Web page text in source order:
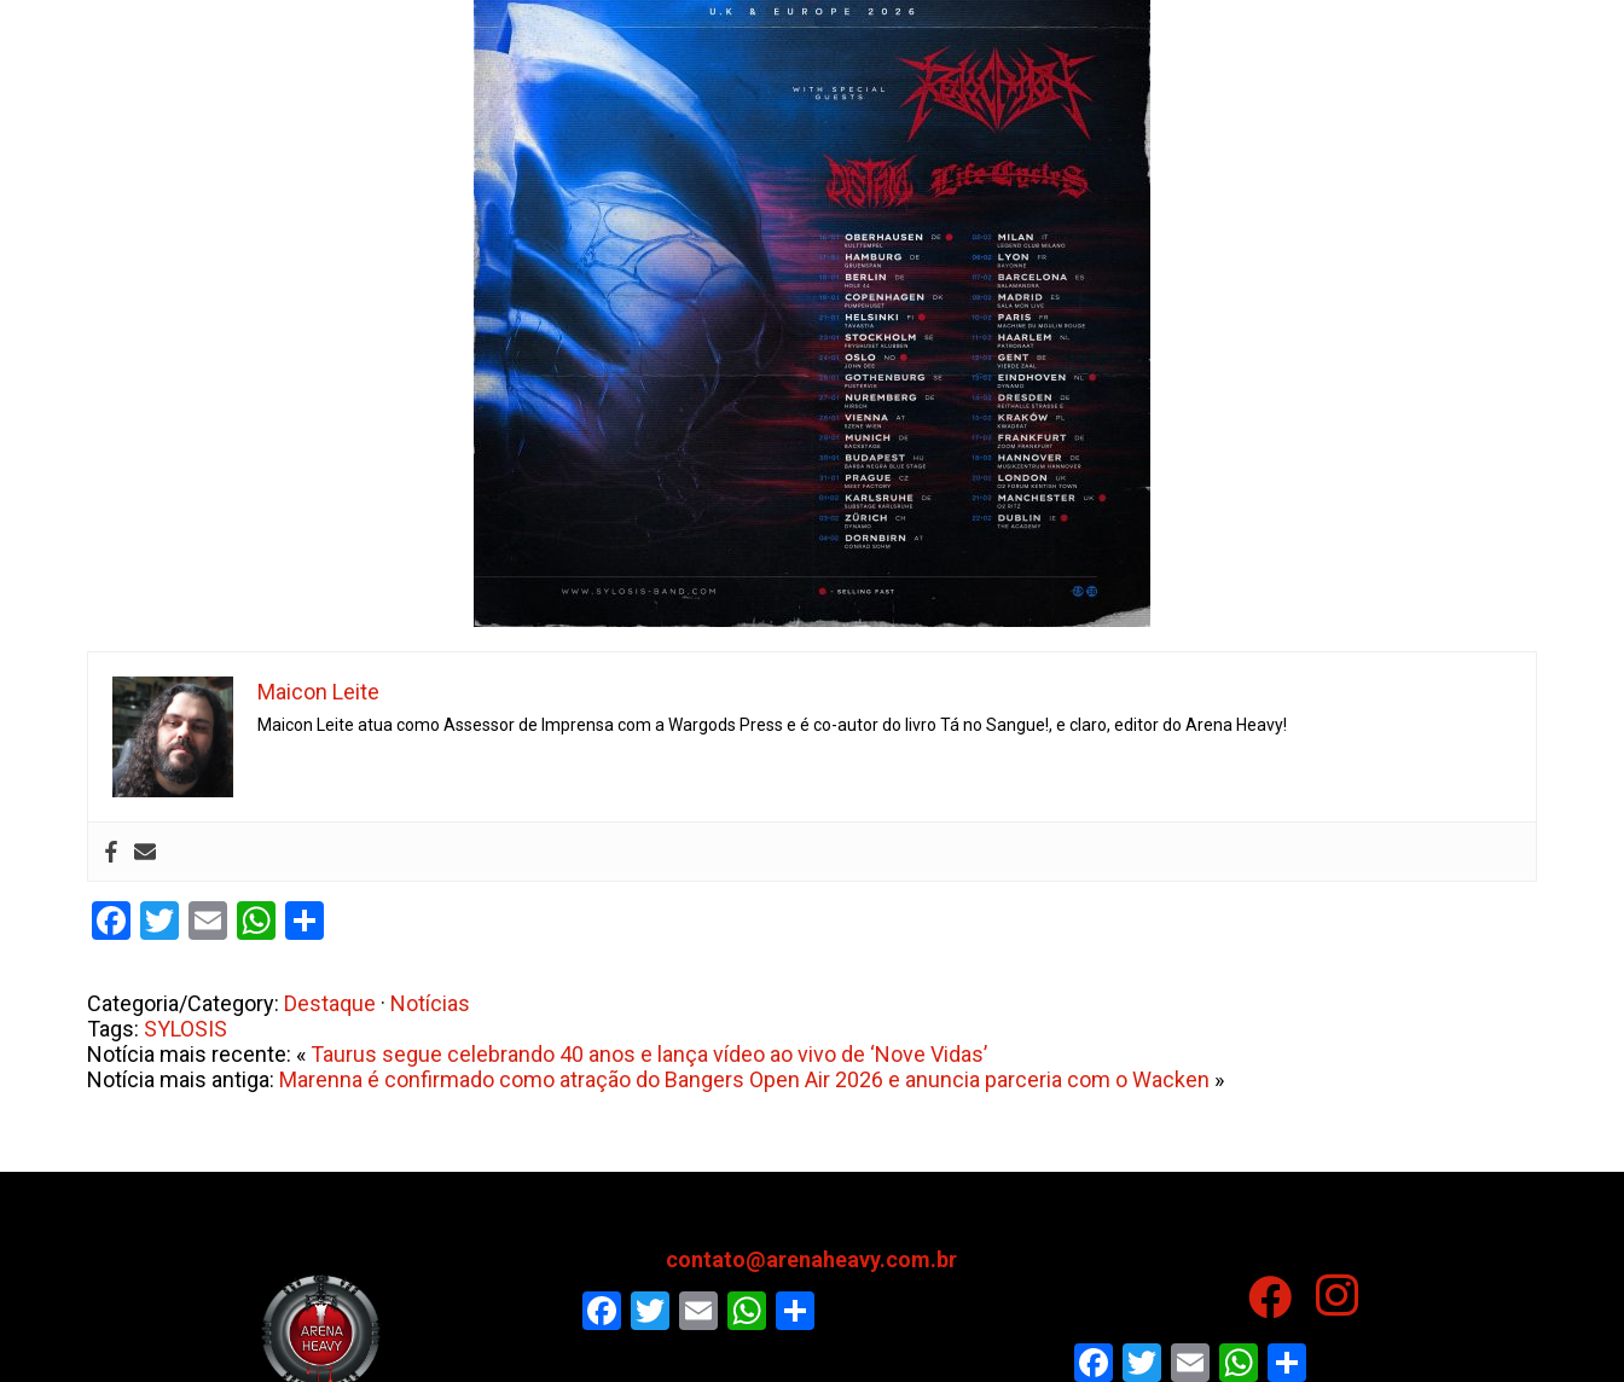
Maicon Leite
Maicon Leite atua como Assessor de Imprensa com a Wargods Press e é co-autor do livro Tá no Sangue!, e claro, editor do Arena Heavy!
Facebook
Twitter
EmailWhatsApp
Categoria/Category: Destaque · Notícias
Tags: SYLOSIS
Notícia mais recente: «Taurus segue celebrando 40 anos e lança vídeo ao vivo de ‘Nove Vidas’
Notícia mais antiga: Marenna é confirmado como atração do Bangers Open Air 2026 e anuncia parceria com o Wacken »
contato@arenaheavy.com.br
Facebook
Twitter
EmailWhatsApp
Facebook
Twitter
EmailWhatsApp
Share